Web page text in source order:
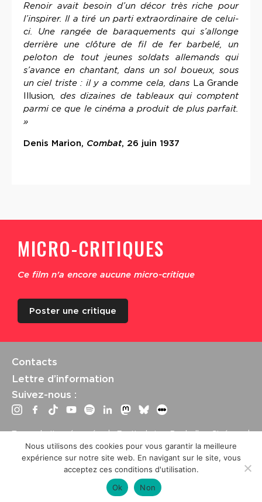
Renoir avait besoin d’un décor très riche pour
l’inspirer. Il a tiré un parti extraordinaire de celui-
ci. Une rangée de baraquements qui s’allonge
derrière une clôture de fil de fer barbelé, un
peloton de tout jeunes soldats allemands qui
s’avance en chantant, dans un sol boueux, sous
un ciel triste : il y a comme cela, dans La Grande
Illusion, des dizaines de tableaux qui comptent
parmi ce que le cinéma a produit de plus parfait.
»
Denis Marion, Combat, 26 juin 1937
MICRO-CRITIQUES
Ce film n'a encore aucune micro-critique
Poster une critique
Contacts
Lettre d’information
Suivez-nous :
Tous droits réservés | Festival La Rochelle Cinéma |
International Film Festival – Mentions légales –Conditions
générales de vente
Crédits site : Marine Breton, design ;Etienne Delcambre,
développement et mise à jour
Nous utilisons des cookies pour vous garantir la meilleure
expérience sur notre site web. En navigant sur le site, vous
acceptez ces conditions d'utilisation.
Ok
Non